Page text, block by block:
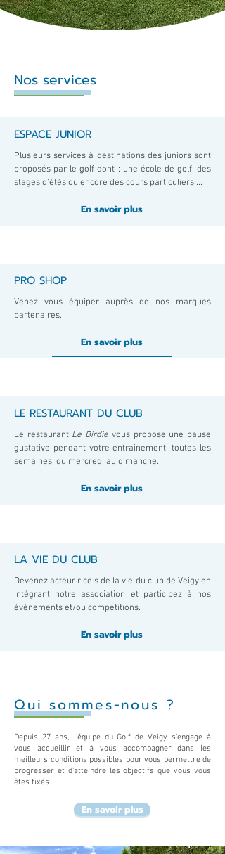
Nos services
ESPACE JUNIOR
Plusieurs services à destinations des juniors sont
proposés par le golf dont : une école de golf, des
stages d'étés ou encore des cours particuliers ...
En savoir plus
PRO SHOP
Venez vous équiper auprès de nos marques
partenaires.
En savoir plus
LE RESTAURANT DU CLUB
Le restaurant Le Birdie vous propose une pause
gustative pendant votre entrainement, toutes les
semaines, du mercredi au dimanche.
En savoir plus
LA VIE DU CLUB
Devenez acteur·rice·s de la vie du club de Veigy en
intégrant notre association et participez à nos
évènements et/ou compétitions.
En savoir plus
Qui sommes-nous ?
Depuis 27 ans, l'équipe du Golf de Veigy s'engage à
vous accueillir et à vous accompagner dans les
meilleurs conditions possibles pour vous permettre de
progresser et d'atteindre les objectifs que vous vous
êtes fixés.
En savoir plus